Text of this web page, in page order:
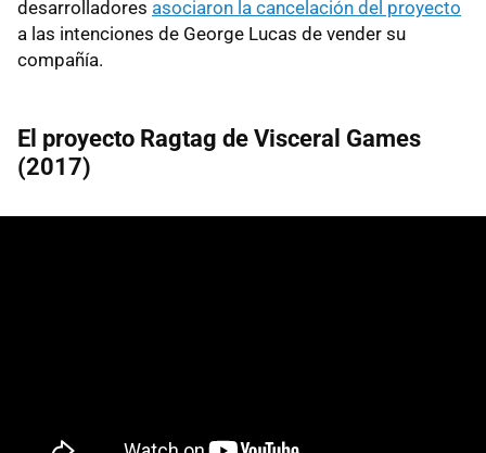
desarrolladores asociaron la cancelación del proyecto
a las intenciones de George Lucas de vender su
compañía.
El proyecto Ragtag de Visceral Games
(2017)